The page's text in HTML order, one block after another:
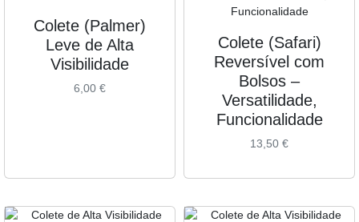
Colete (Palmer)
Leve de Alta
Visibilidade
6,00 €
Colete (Safari)
Reversível com
Bolsos –
Versatilidade,
Funcionalidade
13,50 €